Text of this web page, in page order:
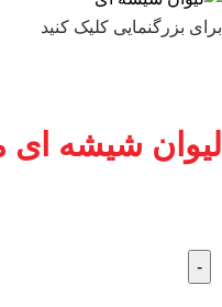
برای بزرگنمایی کلیک کنید
لیوان شیشه ای مدل 111 –